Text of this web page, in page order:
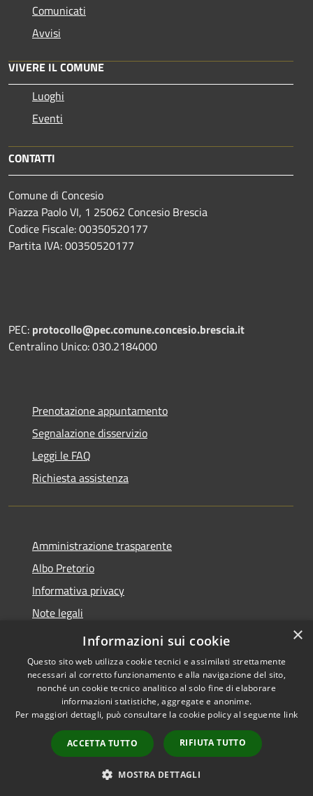
Comunicati
Avvisi
VIVERE IL COMUNE
Luoghi
Eventi
CONTATTI
Comune di Concesio
Piazza Paolo VI, 1 25062 Concesio Brescia
Codice Fiscale: 00350520177
Partita IVA: 00350520177
PEC: protocollo@pec.comune.concesio.brescia.it
Centralino Unico: 030.2184000
Prenotazione appuntamento
Segnalazione disservizio
Leggi le FAQ
Richiesta assistenza
Amministrazione trasparente
Albo Pretorio
Informativa privacy
Note legali
Dichiarazione di accessibilità
Accessibilità
Copyright © 2021 •
Comune di Concesio •
Powered byMunicipium
Accesso redazione
×
Informazioni sui cookie
Questo sito web utilizza cookie tecnici e assimilati strettamente
necessari al corretto funzionamento e alla navigazione del sito,
nonché un cookie tecnico analitico al solo fine di elaborare
informazioni statistiche, aggregate e anonime.
Per maggiori dettagli, può consultare la cookie policy al seguente link
ACCETTA TUTTO RIFIUTA TUTTO
MOSTRA DETTAGLI